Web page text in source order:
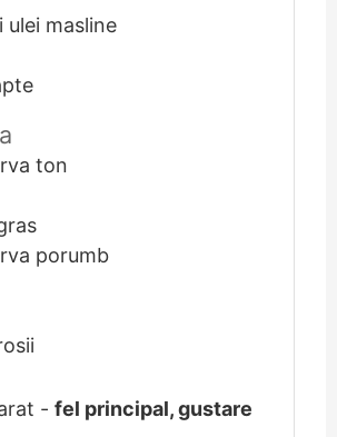
ulei masline
ton
porumb
-fel principal, gustare